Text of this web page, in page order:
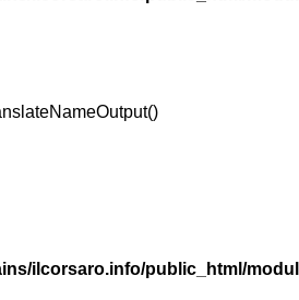
ilcorsaro.info/public_html/